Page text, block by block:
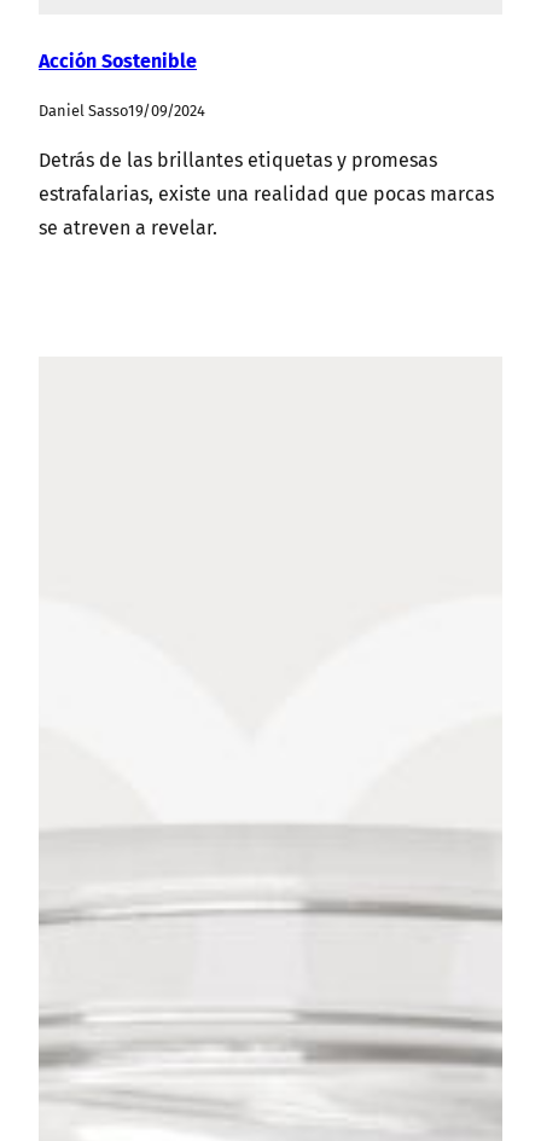
Acción Sostenible
Daniel Sasso19/09/2024
Detrás de las brillantes etiquetas y promesas
estrafalarias, existe una realidad que pocas marcas
se atreven a revelar.